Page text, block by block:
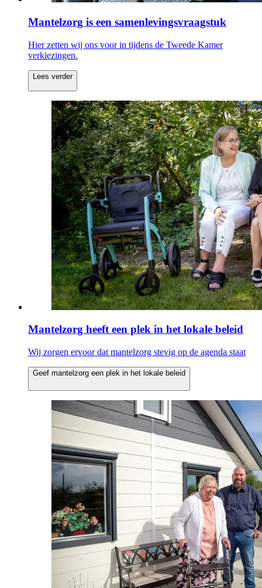
Mantelzorg is een samenlevingsvraagstuk
Hier zetten wij ons voor in tijdens de Tweede Kamer
verkiezingen.
Lees verder
Mantelzorg heeft een plek in het lokale beleid
Wij zorgen ervoor dat mantelzorg stevig op de agenda staat
Geef mantelzorg een plek in het lokale beleid